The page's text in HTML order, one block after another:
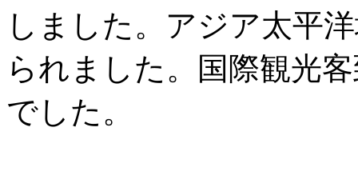
しました。アジア太平
られました。国際観光
でした。